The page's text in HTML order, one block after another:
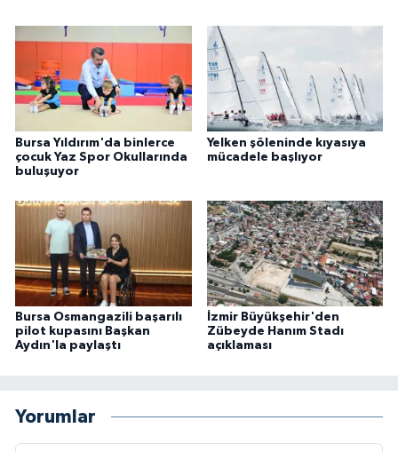
Bursa Yıldırım'da binlerce
çocuk Yaz Spor Okullarında
buluşuyor
Yelken şöleninde kıyasıya
mücadele başlıyor
Bursa Osmangazili başarılı
pilot kupasını Başkan
Aydın'la paylaştı
İzmir Büyükşehir'den
Zübeyde Hanım Stadı
açıklaması
Yorumlar